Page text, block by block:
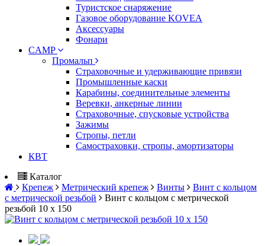
Туристское снаряжение
Газовое оборудование KOVEA
Аксессуары
Фонари
CAMP
Промальп
Страховочные и удерживающие привязи
Промышленные каски
Карабины, соединительные элементы
Веревки, анкерные линии
Страховочные, спусковые устройства
Зажимы
Стропы, петли
Самостраховки, стропы, амортизаторы
КВТ
Каталог
Крепеж
Метрический крепеж Винты
Винт с кольцом
с метрической резьбой
Винт с кольцом с метрической
резьбой 10 х 150